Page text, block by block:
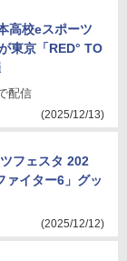
高校eスポーツ
東京「RED° TO
配信
(2025/12/13)
フェスタ 202
イター6」グッ
(2025/12/12)